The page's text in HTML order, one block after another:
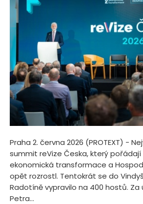
Praha 2. června 2026 (PROTEXT) -
summit reVize Česka, který pořádají
ekonomická transformace a
opět rozrostl. Tentokrát se do
Radotíně vypravilo na 400 hostů.
Petra...